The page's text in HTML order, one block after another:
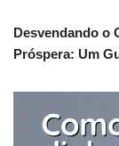
Desvendando o
Próspera: Um